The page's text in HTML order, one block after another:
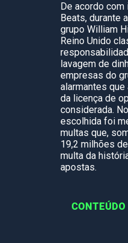
De acordo
Beats, durante
grupo William
Reino Unido
lavagem de
empresas do
alarmantes
da licença de
considerada.
escolhida foi
multas que,
19,2 milhões
multa da
apostas.
CONTEÚDO